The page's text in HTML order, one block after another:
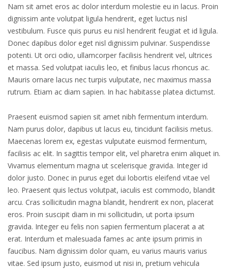
Nam sit amet eros ac dolor interdum molestie eu in lacus. Proin
dignissim ante volutpat ligula hendrerit, eget luctus nisl
vestibulum. Fusce quis purus eu nisl hendrerit feugiat et id ligula.
Donec dapibus dolor eget nisl dignissim pulvinar. Suspendisse
potenti. Ut orci odio, ullamcorper facilisis hendrerit vel, ultrices
et massa. Sed volutpat iaculis leo, et finibus lacus rhoncus ac.
Mauris ornare lacus nec turpis vulputate, nec maximus massa
rutrum. Etiam ac diam sapien. In hac habitasse platea dictumst.
Praesent euismod sapien sit amet nibh fermentum interdum.
Nam purus dolor, dapibus ut lacus eu, tincidunt facilisis metus.
Maecenas lorem ex, egestas vulputate euismod fermentum,
facilisis ac elit. In sagittis tempor elit, vel pharetra enim aliquet in.
Vivamus elementum magna ut scelerisque gravida. Integer id
dolor justo. Donec in purus eget dui lobortis eleifend vitae vel
leo. Praesent quis lectus volutpat, iaculis est commodo, blandit
arcu. Cras sollicitudin magna blandit, hendrerit ex non, placerat
eros. Proin suscipit diam in mi sollicitudin, ut porta ipsum
gravida. Integer eu felis non sapien fermentum placerat a at
erat. Interdum et malesuada fames ac ante ipsum primis in
faucibus. Nam dignissim dolor quam, eu varius mauris varius
vitae. Sed ipsum justo, euismod ut nisi in, pretium vehicula